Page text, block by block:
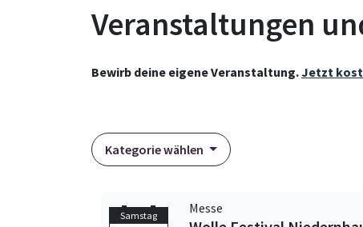
Veranstaltungen
Bewirb deine eigene Veranstaltung.Jetzt
Kategorie wählen
Samstag Messe